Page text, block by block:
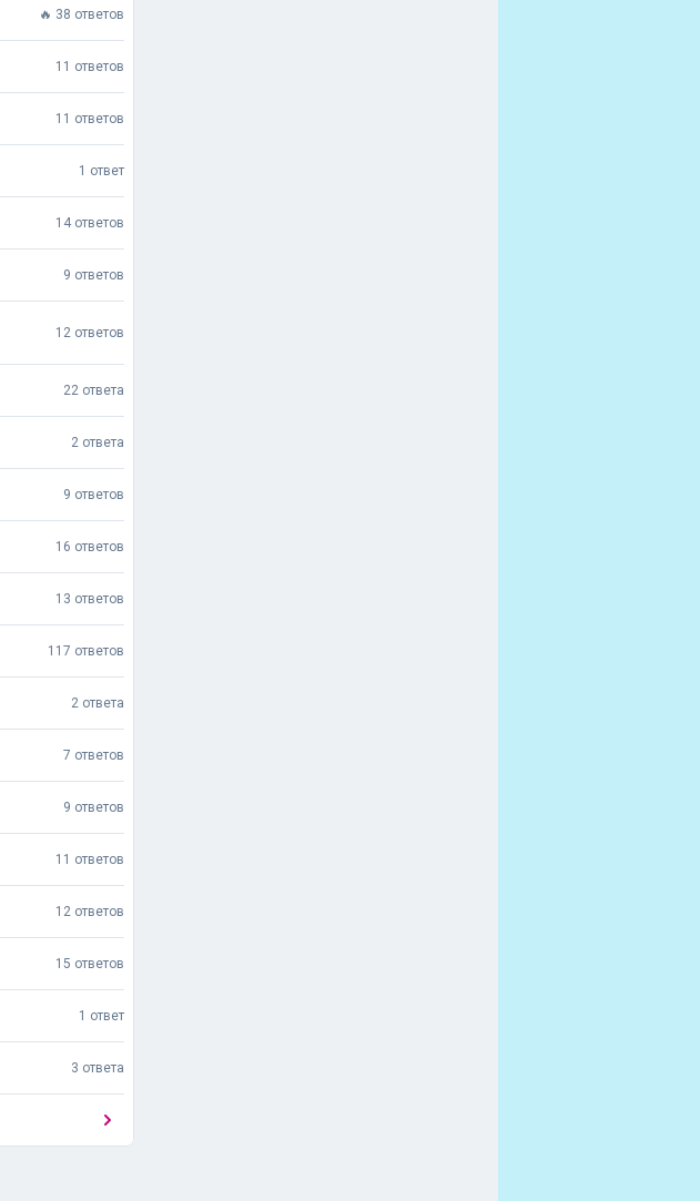
🔥 38 ответов
11 ответов
11 ответов
1 ответ
14 ответов
9 ответов
12 ответов
22 ответа
2 ответа
9 ответов
16 ответов
13 ответов
117 ответов
2 ответа
7 ответов
9 ответов
11 ответов
12 ответов
15 ответов
1 ответ
3 ответа